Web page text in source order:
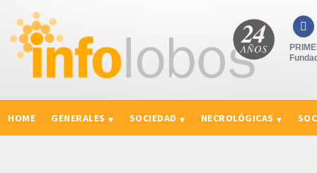

HOME GENERALES SOCIEDAD NECROLÓGICAS